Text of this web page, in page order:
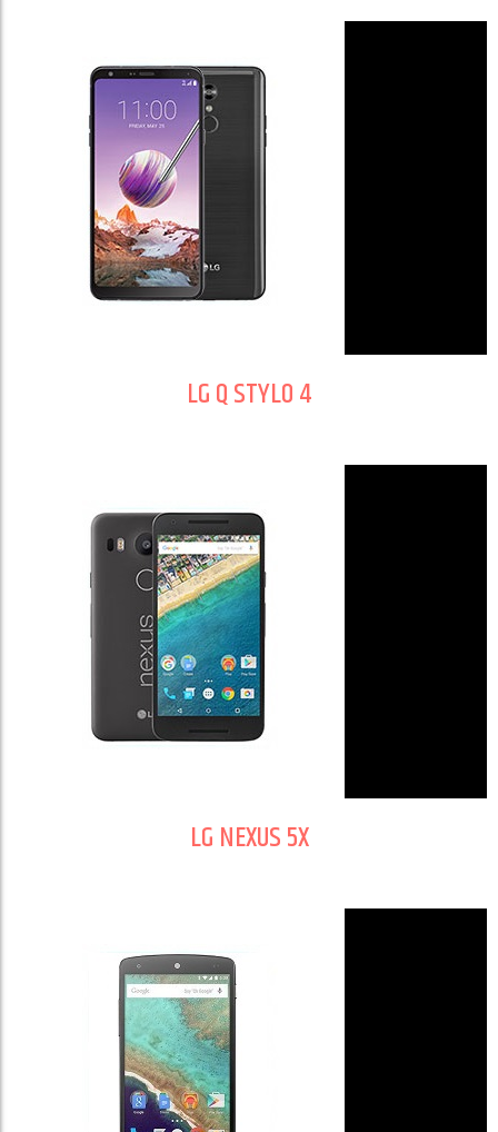
LG Q STYLO 4
LG NEXUS 5X